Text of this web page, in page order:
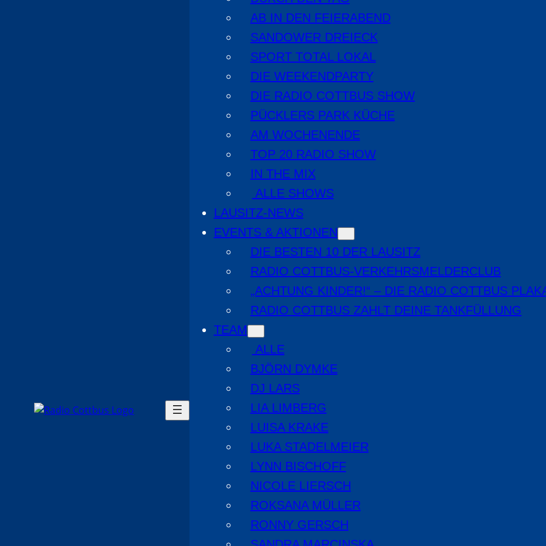
AB IN DEN FEIERABEND
SANDOWER DREIECK
SPORT TOTAL LOKAL
DIE WEEKENDPARTY
DIE RADIO COTTBUS SHOW
PÜCKLERS PARK KÜCHE
AM WOCHENENDE
TOP 20 RADIO SHOW
IN THE MIX
ALLE SHOWS
LAUSITZ-NEWS
EVENTS & AKTIONEN
DIE BESTEN 10 DER LAUSITZ
RADIO COTTBUS-VERKEHRSMELDERCLUB
„ACHTUNG KINDER!“ – DIE RADIO COTTBUS
RADIO COTTBUS ZAHLT DEINE TANKFÜLLUNG
TEAM
ALLE
BJÖRN DYMKE
DJ LARS
LIA LIMBERG
LUISA KRAKE
LUKA STADELMEIER
LYNN BISCHOFF
NICOLE LIERSCH
ROKSANA MÜLLER
RONNY GERSCH